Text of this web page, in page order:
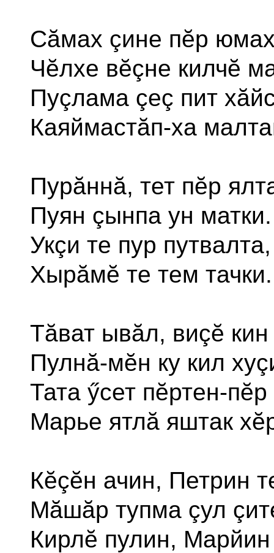
Сăмах çине пĕр
Чĕлхе вĕçне килчĕ
Пуçлама çеç пит
Каяймастăп-ха
Пурăннă, тет пĕр
Пуян çынпа ун матки.
Укçи те пур путвалта,
Хырăмĕ те тем тачки.
Тăват ывăл, виçĕ кин
Пулнă-мĕн ку кил
Тата ӳсет пĕртен-пĕр
Марье ятлă яштак
Кĕçĕн ачин, Петрин
Мăшăр тупма çул
Кирлĕ пулин, Марйин